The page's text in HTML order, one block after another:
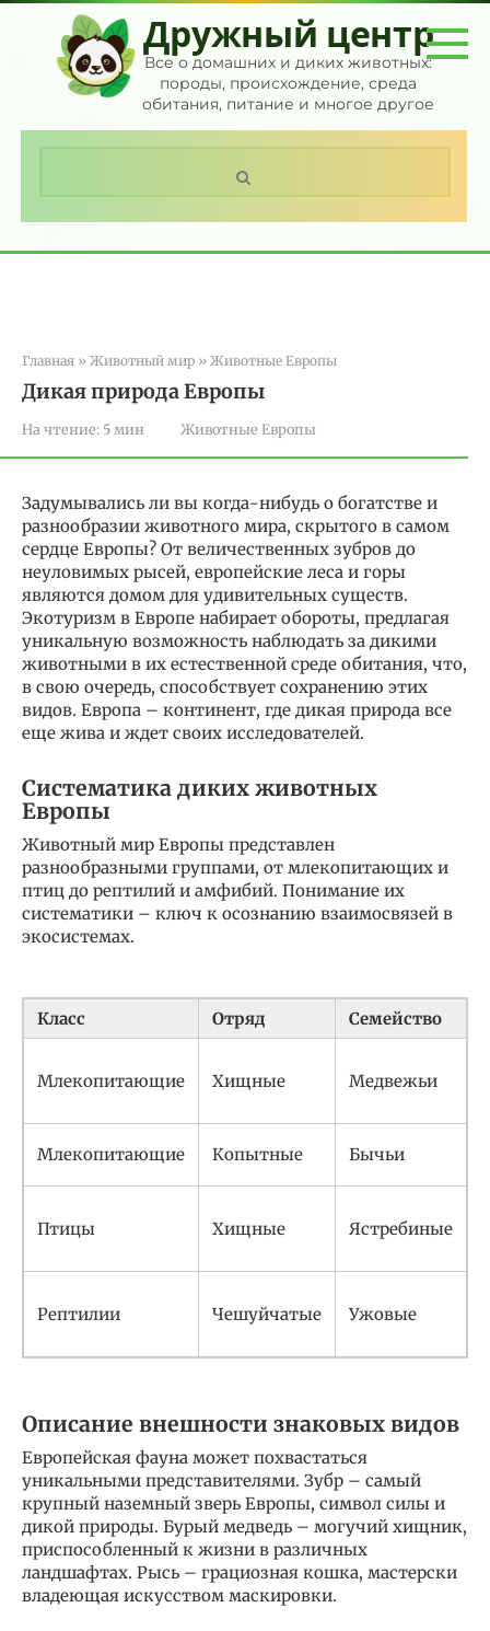
Перейти
контенту
Дружный центр
Все о домашних и диких животных:
породы, происхождение, среда
обитания, питание и многое другое
Главная » Животный мир » Животные Европы
Дикая природа Европы
На чтение: 5 мин Животные Европы
Задумывались ли вы когда-нибудь о богатстве и
разнообразии животного мира, скрытого в самом
сердце Европы? От величественных зубров до
неуловимых рысей, европейские леса и горы
являются домом для удивительных существ.
Экотуризм в Европе набирает обороты, предлагая
уникальную возможность наблюдать за дикими
животными в их естественной среде обитания, что,
в свою очередь, способствует сохранению этих
видов. Европа – континент, где дикая природа все
еще жива и ждет своих исследователей.
Систематика диких животных
Европы
Животный мир Европы представлен
разнообразными группами, от млекопитающих и
птиц до рептилий и амфибий. Понимание их
систематики – ключ к осознанию взаимосвязей в
экосистемах.
Класс Отряд Семейство
Млекопитающие Хищные Медвежьи
Млекопитающие Копытные Бычьи
Птицы Хищные Ястребиные
Рептилии Чешуйчатые Ужовые
Описание внешности знаковых видов
Европейская фауна может похвастаться
уникальными представителями. Зубр – самый
крупный наземный зверь Европы, символ силы и
дикой природы. Бурый медведь – могучий хищник,
приспособленный к жизни в различных
ландшафтах. Рысь – грациозная кошка, мастерски
владеющая искусством маскировки.